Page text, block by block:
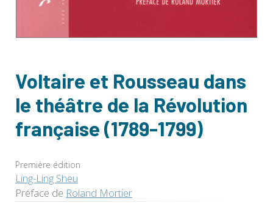
Voltaire et Rousseau dans
le théâtre de la Révolution
française (1789-1799)
Première édition
Ling-Ling Sheu
Préface de Roland Mortier